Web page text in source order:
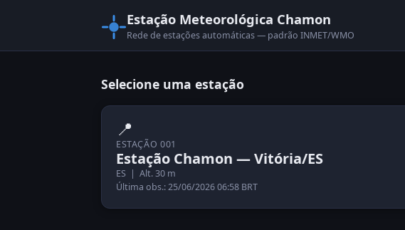
Estação Meteorológica Chamon
Rede de estações automáticas — padrão INMET/WMO
Selecione uma estação
📍
ESTAÇÃO 001
Estação Chamon — Vitória/ES
ES | Alt. 30 m
Última obs.: 25/06/2026 06:58 BRT